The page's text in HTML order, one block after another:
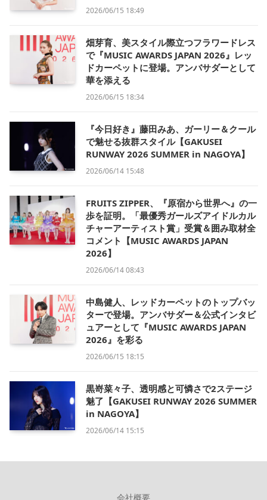
2026/06/15 18:49
畑芽育、美スタイル際立つフラワードレス
で『MUSIC AWARDS JAPAN 2026』レッ
ドカーペットに登場。アンバサダーとして
華を添える
2026/06/15 18:34
『今日好き』藤田みあ、ガーリー＆クール
で魅せる抜群スタイル【GAKUSEI
RUNWAY 2026 SUMMER in NAGOYA】
2026/06/14 15:48
FRUITS ZIPPER、『原宿から世界へ』の一
歩を証明。「最優秀ガールズアイドルカル
チャーアーティスト賞」受賞＆囲み取材全
コメント【MUSIC AWARDS JAPAN
2026】
2026/06/14 08:43
中島健人、レッドカーペットのトップバッ
ターで登場。アンバサダー＆公式インタビ
ュアーとして『MUSIC AWARDS JAPAN
2026』を彩る
2026/06/15 18:15
黒嵜菜々子、透明感と可憐さで2ステージ
魅了【GAKUSEI RUNWAY 2026 SUMMER
in NAGOYA】
2026/06/14 15:15
会社概要